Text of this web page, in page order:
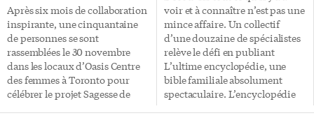
rencontre. Placé sous le thème
Ensemble pour la communauté,
l’événement a connu la
présence de […]
important: Ce traité, basé sur
une entente de 2021, établit la
FMM comme gouvernement
officiel des Métis de la rivière
Rouge, lui conférant des
pouvoirs législatifs en matière
[…]
Après six mois de collaboration
inspirante, une cinquantaine
de personnes se sont
rassemblées le 30 novembre
dans les locaux d’Oasis Centre
des femmes à Toronto pour
célébrer le projet Sagesse de
voir et à connaître n’est pas une
mince affaire. Un collectif
d’une douzaine de spécialistes
relève le défi en publiant
L’ultime encyclopédie, une
bible familiale absolument
spectaculaire. L’encyclopédie